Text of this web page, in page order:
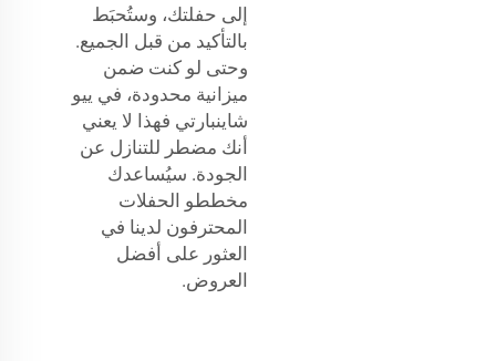
إلى حفلتك، وستُحبَط
بالتأكيد من قبل الجميع.
وحتى لو كنت ضمن
ميزانية محدودة، في ييو
شاينبارتي فهذا لا يعني
أنك مضطر للتنازل عن
الجودة. سيُساعدك
مخططو الحفلات
المحترفون لدينا في
العثور على أفضل
العروض.